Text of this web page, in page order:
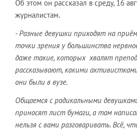
Об этом он рассказал в среду, 16
журналистам.
- Разные девушки приходят на
точки зрения у большинства
даже такие, которых хвалят
рассказывают, какими
они были в вузе.
Общаемся с радикальными
приносят лист бумаги, а там
нельзя с вами разговаривать. Всё,